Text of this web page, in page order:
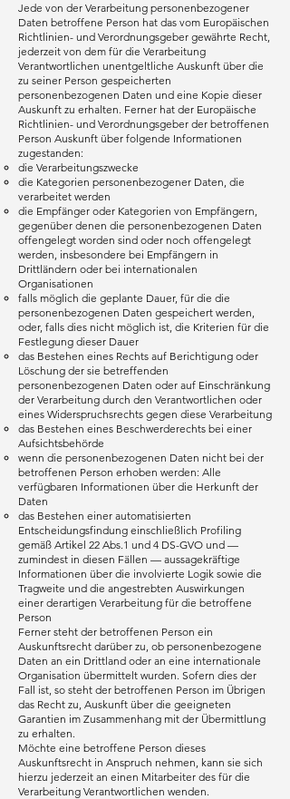
Jede von der Verarbeitung personenbezogener
Daten betroffene Person hat das vom Europäischen
Richtlinien- und Verordnungsgeber gewährte Recht,
jederzeit von dem für die Verarbeitung
Verantwortlichen unentgeltliche Auskunft über die
zu seiner Person gespeicherten
personenbezogenen Daten und eine Kopie dieser
Auskunft zu erhalten. Ferner hat der Europäische
Richtlinien- und Verordnungsgeber der betroffenen
Person Auskunft über folgende Informationen
zugestanden:
die Verarbeitungszwecke
die Kategorien personenbezogener Daten, die
verarbeitet werden
die Empfänger oder Kategorien von Empfängern,
gegenüber denen die personenbezogenen Daten
offengelegt worden sind oder noch offengelegt
werden, insbesondere bei Empfängern in
Drittländern oder bei internationalen
Organisationen
falls möglich die geplante Dauer, für die die
personenbezogenen Daten gespeichert werden,
oder, falls dies nicht möglich ist, die Kriterien für die
Festlegung dieser Dauer
das Bestehen eines Rechts auf Berichtigung oder
Löschung der sie betreffenden
personenbezogenen Daten oder auf Einschränkung
der Verarbeitung durch den Verantwortlichen oder
eines Widerspruchsrechts gegen diese Verarbeitung
das Bestehen eines Beschwerderechts bei einer
Aufsichtsbehörde
wenn die personenbezogenen Daten nicht bei der
betroffenen Person erhoben werden: Alle
verfügbaren Informationen über die Herkunft der
Daten
das Bestehen einer automatisierten
Entscheidungsfindung einschließlich Profiling
gemäß Artikel 22 Abs.1 und 4 DS-GVO und —
zumindest in diesen Fällen — aussagekräftige
Informationen über die involvierte Logik sowie die
Tragweite und die angestrebten Auswirkungen
einer derartigen Verarbeitung für die betroffene
Person
Ferner steht der betroffenen Person ein
Auskunftsrecht darüber zu, ob personenbezogene
Daten an ein Drittland oder an eine internationale
Organisation übermittelt wurden. Sofern dies der
Fall ist, so steht der betroffenen Person im Übrigen
das Recht zu, Auskunft über die geeigneten
Garantien im Zusammenhang mit der Übermittlung
zu erhalten.
Möchte eine betroffene Person dieses
Auskunftsrecht in Anspruch nehmen, kann sie sich
hierzu jederzeit an einen Mitarbeiter des für die
Verarbeitung Verantwortlichen wenden.